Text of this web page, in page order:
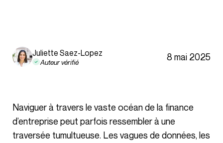
Juliette Saez-Lopez
Auteur vérifié 8 mai 2025
Naviguer à travers le vaste océan de la finance
d’entreprise peut parfois ressembler à une
traversée tumultueuse. Les vagues de données, les